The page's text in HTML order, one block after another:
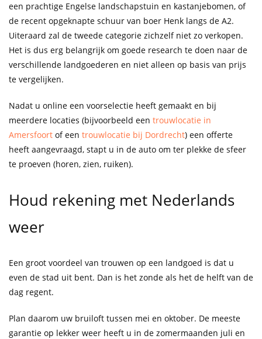
een prachtige Engelse landschapstuin en kastanjebomen, of
de recent opgeknapte schuur van boer Henk langs de A2.
Uiteraard zal de tweede categorie zichzelf niet zo verkopen.
Het is dus erg belangrijk om goede research te doen naar de
verschillende landgoederen en niet alleen op basis van prijs
te vergelijken.
Nadat u online een voorselectie heeft gemaakt en bij
meerdere locaties (bijvoorbeeld een trouwlocatie in
Amersfoort of een trouwlocatie bij Dordrecht) een offerte
heeft aangevraagd, stapt u in de auto om ter plekke de sfeer
te proeven (horen, zien, ruiken).
Houd rekening met Nederlands
weer
Een groot voordeel van trouwen op een landgoed is dat u
even de stad uit bent. Dan is het zonde als het de helft van de
dag regent.
Plan daarom uw bruiloft tussen mei en oktober. De meeste
garantie op lekker weer heeft u in de zomermaanden juli en